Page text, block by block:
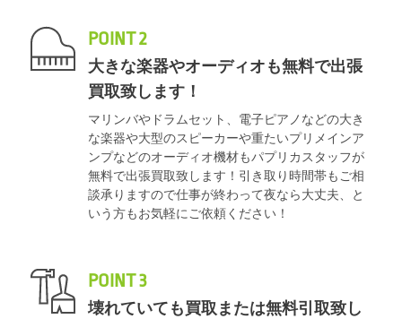
POINT 2
大きな楽器やオーディオも無料で出張
買取致します！
マリンバやドラムセット、電子ピアノなどの大き
な楽器や大型のスピーカーや重たいプリメインア
ンプなどのオーディオ機材もパプリカスタッフが
無料で出張買取致します！引き取り時間帯もご相
談承りますので仕事が終わって夜なら大丈夫、と
いう方もお気軽にご依頼ください！
POINT 3
壊れていても買取または無料引取致し